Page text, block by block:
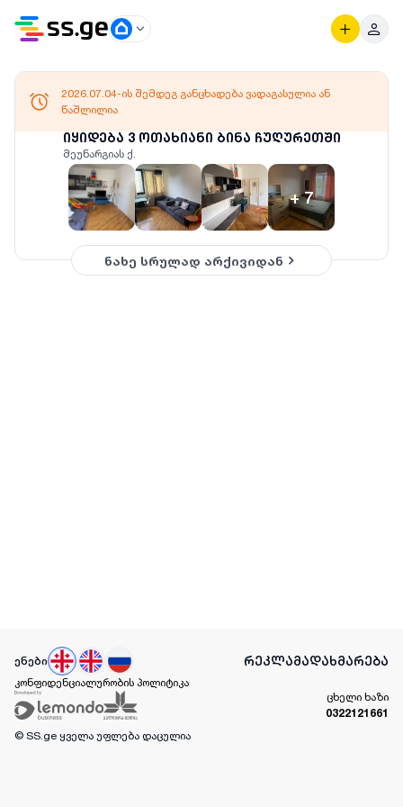
იყიდება 3 ოთახიანი ბინა ჩუღურეთში
მეუნარგიას ქ.
+7
2026.07.04-ის შემდეგ განცხადება ვადაგასულია ან
წაშლილია
ნახე სრულად არქივიდან
ენები რეკლამადახმარება
კონფიდენციალურობის პოლიტიკა
ცხელი ხაზი
0322121661
© SS.ge ყველა უფლება დაცულია